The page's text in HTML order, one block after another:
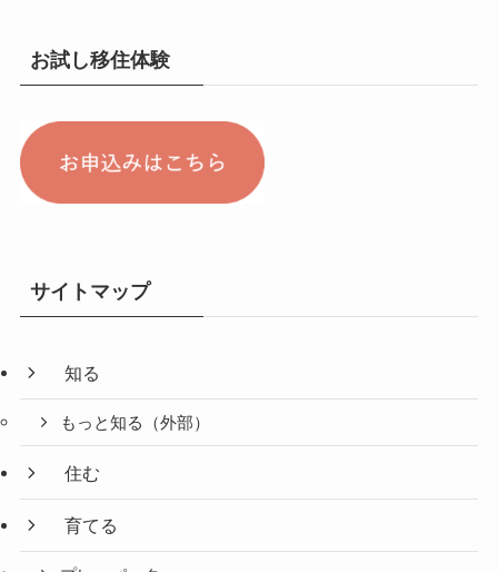
お試し移住体験
サイトマップ
知る
もっと知る（外部）
住む
育てる